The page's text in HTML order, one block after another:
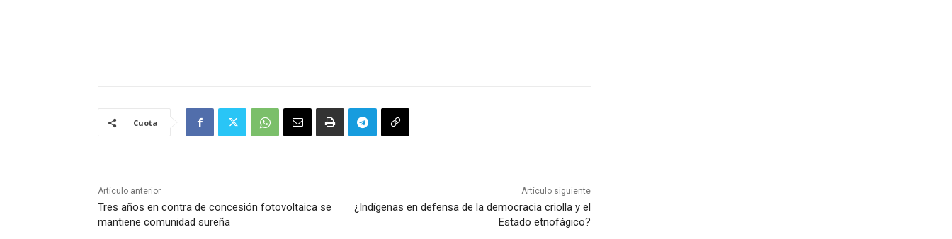
Cuota
Artículo anterior
Tres años en contra de concesión fotovoltaica se
mantiene comunidad sureña
Artículo siguiente
¿Indígenas en defensa de la democracia criolla y el
Estado etnofágico?